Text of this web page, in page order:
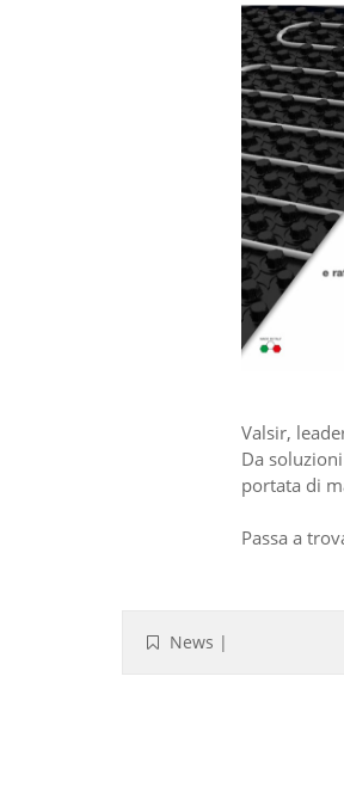
Valsir,
Da
portata di
Passa a
News |